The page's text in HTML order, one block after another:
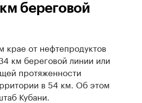
береговой
крае от нефтепродуктов
км береговой линии или
протяженности
в 54 км. Об этом
Кубани.